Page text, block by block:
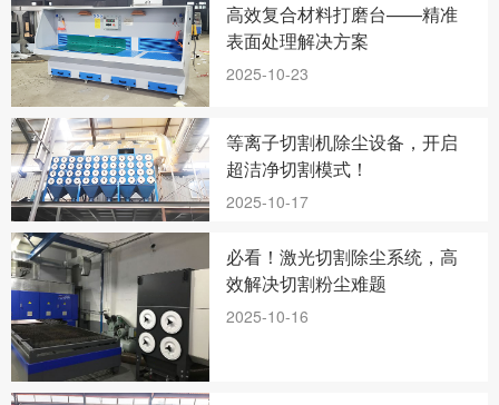
高效复合材料打磨台——精准
表面处理解决方案
2025-10-23
等离子切割机除尘设备，开启
超洁净切割模式！
2025-10-17
必看！激光切割除尘系统，高
效解决切割粉尘难题
2025-10-16